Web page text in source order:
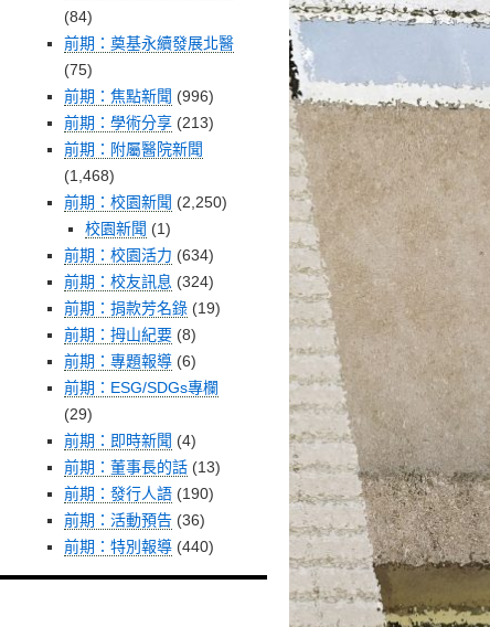
(84)
前期：奠基永續發展北醫
(75)
前期：焦點新聞 (996)
前期：學術分享 (213)
前期：附屬醫院新聞
(1,468)
前期：校園新聞 (2,250)
校園新聞 (1)
前期：校園活力 (634)
前期：校友訊息 (324)
前期：捐款芳名錄 (19)
前期：拇山紀要 (8)
前期：專題報導 (6)
前期：ESG/SDGs專欄
(29)
前期：即時新聞 (4)
前期：董事長的話 (13)
前期：發行人語 (190)
前期：活動預告 (36)
前期：特別報導 (440)